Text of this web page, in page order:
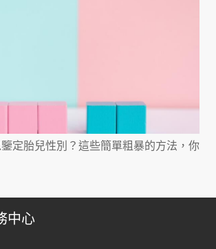
定胎兒性別？這些簡單粗暴的方法，你
中心